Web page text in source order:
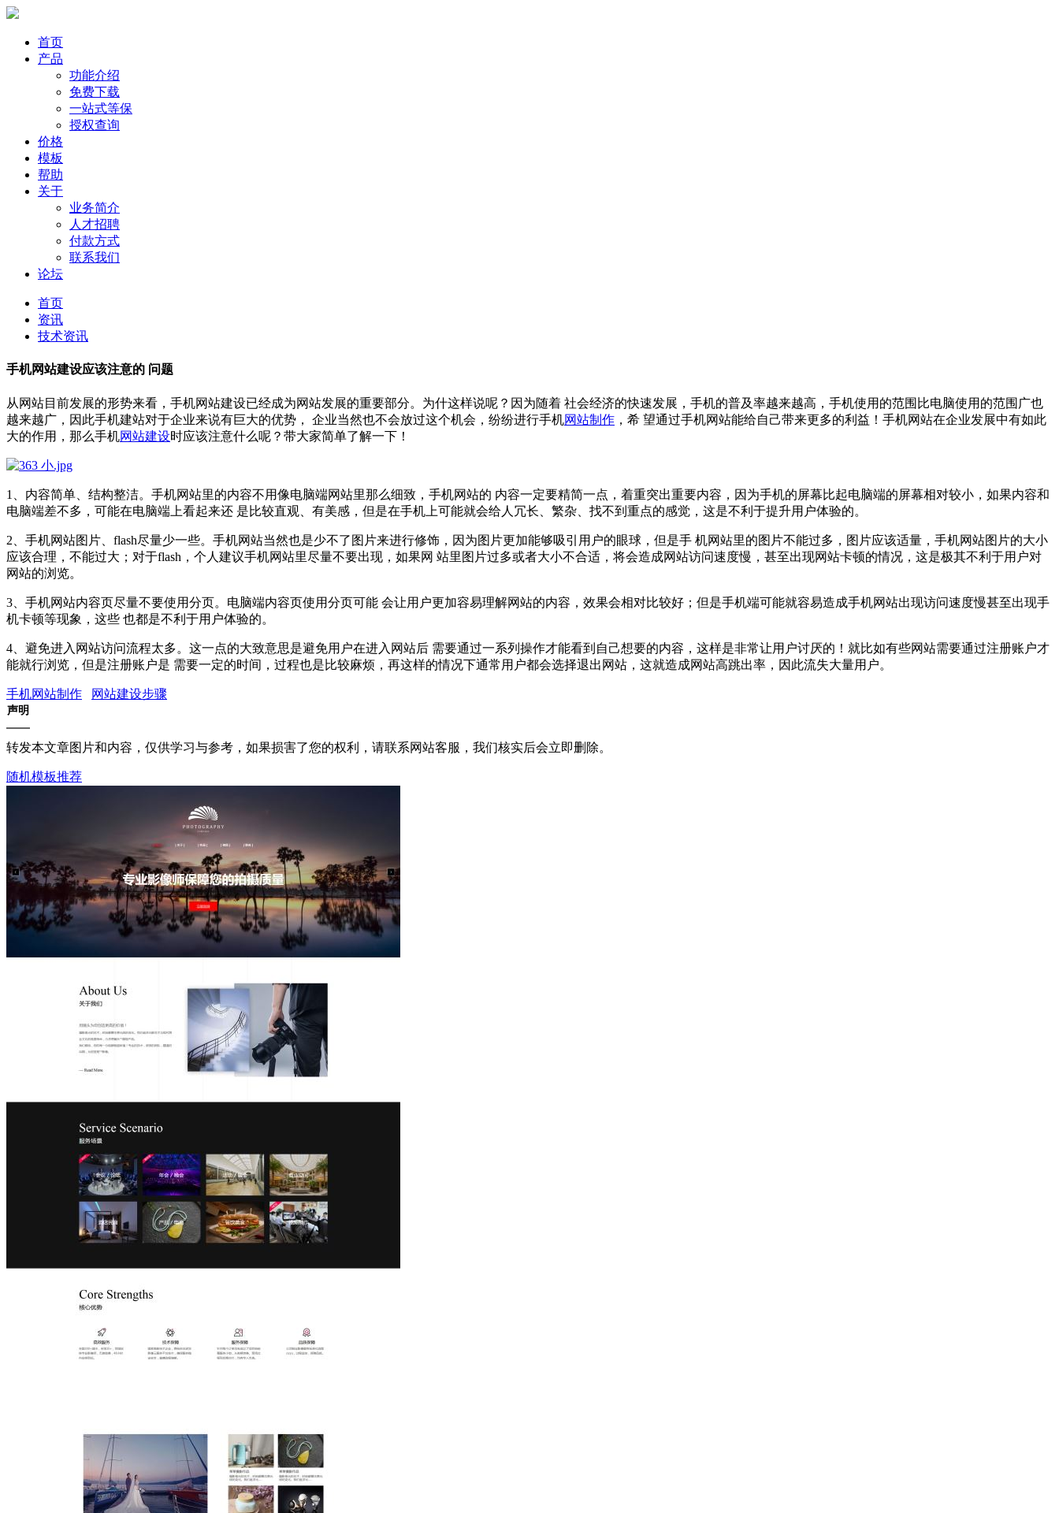
首页
产品
功能介绍
免费下载
一站式等保
授权查询
价格
模板
帮助
关于
业务简介
人才招聘
付款方式
联系我们
论坛
首页
资讯
技术资讯
手机网站建设应该注意的 问题
从网站目前发展的形势来看，手机网站建设已经成为网站发展的重要部分。为什这样说呢？因为随着 社会经济的快速发展，手机的普及率越来越高，手机使用的范围比电脑使用的范围广也
越来越广，因此手机建站对于企业来说有巨大的优势， 企业当然也不会放过这个机会，纷纷进行手机网站制作 ，希 望通过手机网站能给自己带来更多的利益！手机网站在企业发展中有如此
大的作用，那么手机网站建设时应该注意什么呢？带大家简单了解一下！
1、内容简单、结构整洁。手机网站里的内容不用像电脑端网站里那么细致，手机网站的 内容一定要精简一点，着重突出重要内容，因为手机的屏幕比起电脑端的屏幕相对较小，如果内容和
电脑端差不多，可能在电脑端上看起来还 是比较直观、有美感，但是在手机上可能就会给人冗长、繁杂、找不到重点的感觉，这是不利于提升用户体验的。
2、手机网站图片、flash尽量少一些。手机网站当然也是少不了图片来进行修饰，因为图片更加能够吸引用户的眼球，但是手 机网站里的图片不能过多，图片应该适量，手机网站图片的大小
应该合理，不能过大；对于flash，个人建议手机网站里尽量不要出现，如果网 站里图片过多或者大小不合适，将会造成网站访问速度慢，甚至出现网站卡顿的情况，这是极其不利于用户对
网站的浏览。
3、 手机网站内容页尽量不要使用分页。电脑端内容页使用分页可能 会让用户更加容易理解网站的内容，效果会相对比较好；但是手机端可能就容易造成手机网站出现访问速度慢甚至出现手
机卡顿等现象，这些 也都是不利于用户体验的。
4、避免进入网站访问流程太多。这一点的大致意思是避免用户在进入网站后 需要通过一系列操作才能看到自己想要的内容，这样是非常让用户讨厌的！就比如有些网站需要通过注册账户才
能就行浏览，但是注册账户是 需要一定的时间，过程也是比较麻烦，再这样的情况下通常用户都会选择退出网站，这就造成网站高跳出率，因此流失大量用户。
手机网站制作 网站建设步骤
声明
转发本文章图片和内容，仅供学习与参考，如果损害了您的权利，请联系网站客服，我们核实后会立即删除。
随机模板推荐